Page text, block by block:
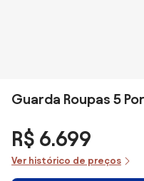
Guarda Roupas 5
R$ 6.699
Ver histórico de preços